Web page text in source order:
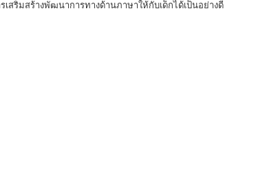
สริมสร้างพัฒนาการทางด้านภาษาให้กับเด็กได้เป็นอย่างดี